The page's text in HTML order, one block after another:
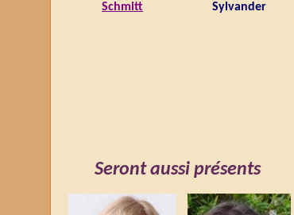
Schmitt
Sylvander
Seront aussi présents